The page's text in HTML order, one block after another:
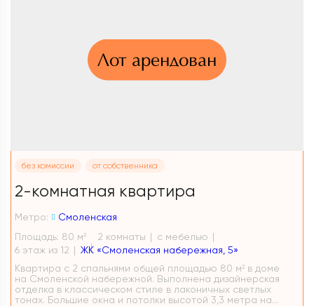
Лот арендован
без комиссии от собственника
2-комнатная квартира
Метро:
Смоленская
Площадь: 80 м 2 2 комнаты
с мебелью
6 этаж из 12
ЖК «Смоленская набережная, 5»
Квартира с 2 спальнями общей площадью 80 м² в доме
на Смоленской набережной. Выполнена дизайнерская
отделка в классическом стиле в лаконичных светлых
тонах. Большие окна и потолки высотой 3,3 метра на...